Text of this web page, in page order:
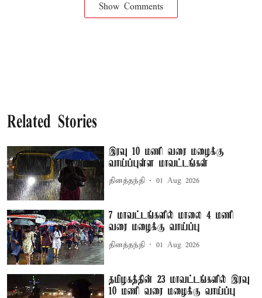
Show Comments
Related Stories
இரவு 10 மணி வரை மழைக்கு
வாய்ப்புள்ள மாவட்டங்கள்
தினத்தந்தி 01 Aug 2026
7 மாவட்டங்களில் மாலை 4 மணி
வரை மழைக்கு வாய்ப்பு
தினத்தந்தி 01 Aug 2026
தமிழகத்தின் 23 மாவட்டங்களில் இரவு
10 மணி வரை மழைக்கு வாய்ப்பு